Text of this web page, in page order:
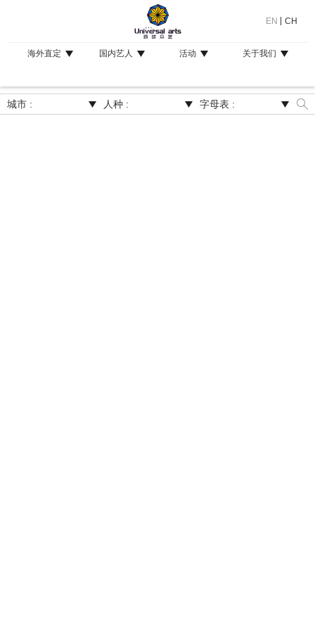
EN CH
海外直定 国内艺人 活动 关于我们
城市 : 人种 : 字母表 :